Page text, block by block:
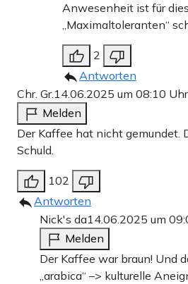
Anwesenheit ist für
„Maximaltoleranten“
2
Antworten
Chr. Gr.14.06.2025 um 08:10 Uhr
Melden
Der Kaffee hat nicht gemundet.
Schuld.
102
Antworten
Nick's da14.06.2025 um
Melden
Der Kaffee war braun! Und
„arabica“ –> kulturelle